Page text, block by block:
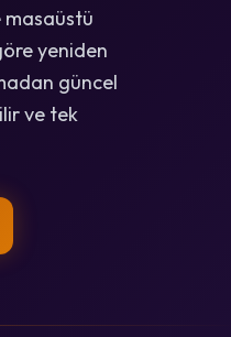
masaüstü
yeniden
güncel
ve tek